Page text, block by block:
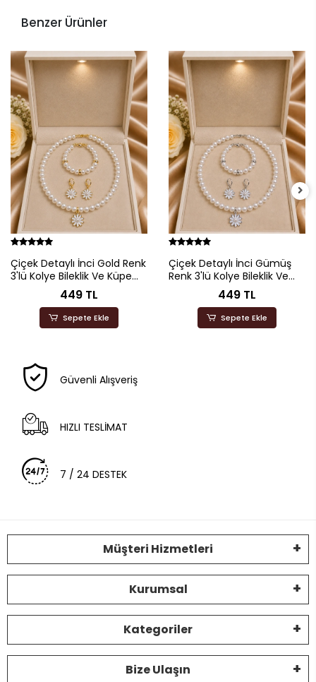
Benzer Ürünler
Çiçek Detaylı İnci Gold Renk
3'lü Kolye Bileklik Ve Küpe
449 TL
Sepete Ekle
Çiçek Detaylı İnci Gümüş
Renk 3'lü Kolye Bileklik Ve
449 TL
Sepete Ekle
Güvenli Alışveriş
HIZLI TESLİMAT
7 / 24 DESTEK
Müşteri Hizmetleri
Kurumsal
Kategoriler
Bize Ulaşın